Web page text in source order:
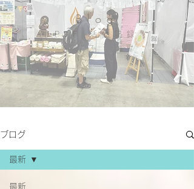
Blog
PJF ​活動記録
ブログ
最新
最新